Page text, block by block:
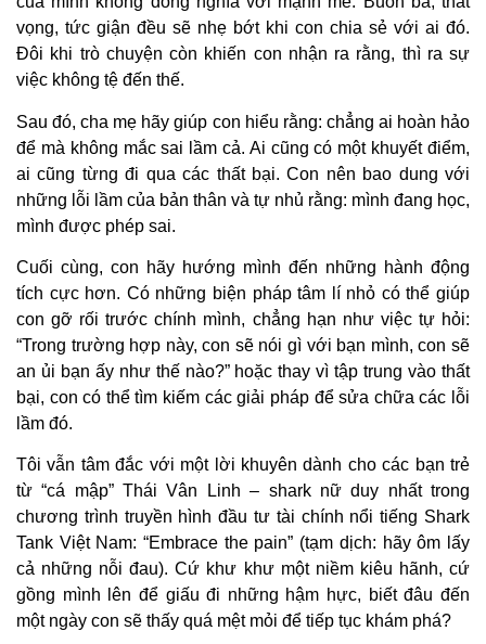
vọng, tức giận đều sẽ nhẹ bớt khi con chia sẻ với ai đó.
Đôi khi trò chuyện còn khiến con nhận ra rằng, thì ra sự
việc không tệ đến thế.
Sau đó, cha mẹ hãy giúp con hiểu rằng: chẳng ai hoàn hảo
để mà không mắc sai lầm cả. Ai cũng có một khuyết điểm,
ai cũng từng đi qua các thất bại. Con nên bao dung với
những lỗi lầm của bản thân và tự nhủ rằng: mình đang học,
mình được phép sai.
Cuối cùng, con hãy hướng mình đến những hành động
tích cực hơn. Có những biện pháp tâm lí nhỏ có thể giúp
con gỡ rối trước chính mình, chẳng hạn như việc tự hỏi:
“Trong trường hợp này, con sẽ nói gì với bạn mình, con sẽ
an ủi bạn ấy như thế nào?” hoặc thay vì tập trung vào thất
bại, con có thể tìm kiếm các giải pháp để sửa chữa các lỗi
lầm đó.
Tôi vẫn tâm đắc với một lời khuyên dành cho các bạn trẻ
từ “cá mập” Thái Vân Linh – shark nữ duy nhất trong
chương trình truyền hình đầu tư tài chính nổi tiếng Shark
Tank Việt Nam: “Embrace the pain” (tạm dịch: hãy ôm lấy
cả những nỗi đau). Cứ khư khư một niềm kiêu hãnh, cứ
gồng mình lên để giấu đi những hậm hực, biết đâu đến
một ngày con sẽ thấy quá mệt mỏi để tiếp tục khám phá?